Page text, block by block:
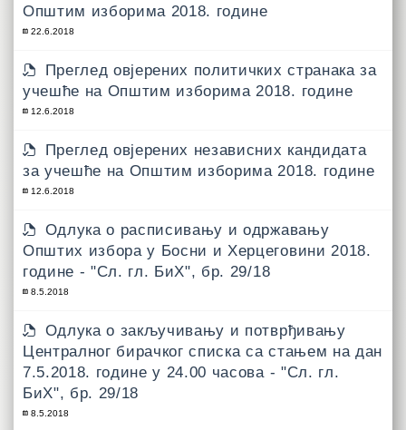
Општим изборима 2018. године
22.6.2018
Преглед овјерених политичких странака за
учешће на Општим изборима 2018. године
12.6.2018
Преглед овјерених независних кандидата
за учешће на Општим изборима 2018. године
12.6.2018
Одлукa о расписивању и одржавању
Општих избора у Босни и Херцеговини 2018.
године - "Сл. гл. БиХ", бр. 29/18
8.5.2018
Одлукa о закључивању и потврђивању
Централног бирачког списка са стањем на дан
7.5.2018. године у 24.00 часова - "Сл. гл.
БиХ", бр. 29/18
8.5.2018